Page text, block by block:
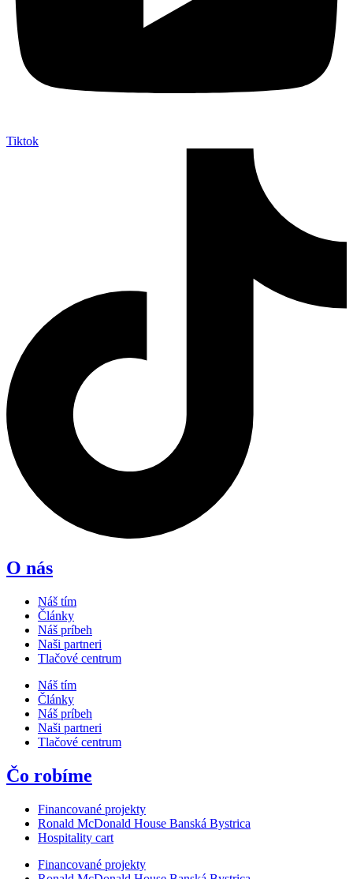
Tiktok
O nás
Náš tím
Články
Náš príbeh
Naši partneri
Tlačové centrum
Náš tím
Články
Náš príbeh
Naši partneri
Tlačové centrum
Čo robíme
Financované projekty
Ronald McDonald House Banská Bystrica
Hospitality cart
Financované projekty